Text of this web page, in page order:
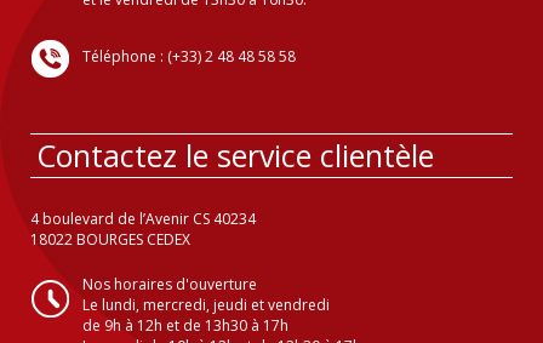
Téléphone : (+33) 2 48 48 58 58
Contactez le service clientèle
4 boulevard de l’Avenir CS 40234
18022 BOURGES CEDEX
Nos horaires d'ouverture
Le lundi, mercredi, jeudi et vendredi
de 9h à 12h et de 13h30 à 17h